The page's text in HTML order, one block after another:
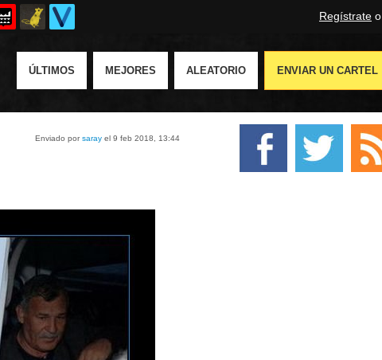
Regístrate o
ÚLTIMOS MEJORES ALEATORIO ENVIAR UN CARTEL
Enviado porsaray el 9 feb 2018, 13:44